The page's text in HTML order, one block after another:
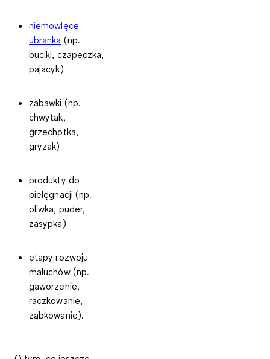
niemowlęce
ubranka (np.
buciki, czapeczka,
pajacyk)
zabawki (np.
chwytak,
grzechotka,
gryzak)
produkty do
pielęgnacji (np.
oliwka, puder,
zasypka)
etapy rozwoju
maluchów (np.
gaworzenie,
raczkowanie,
ząbkowanie).